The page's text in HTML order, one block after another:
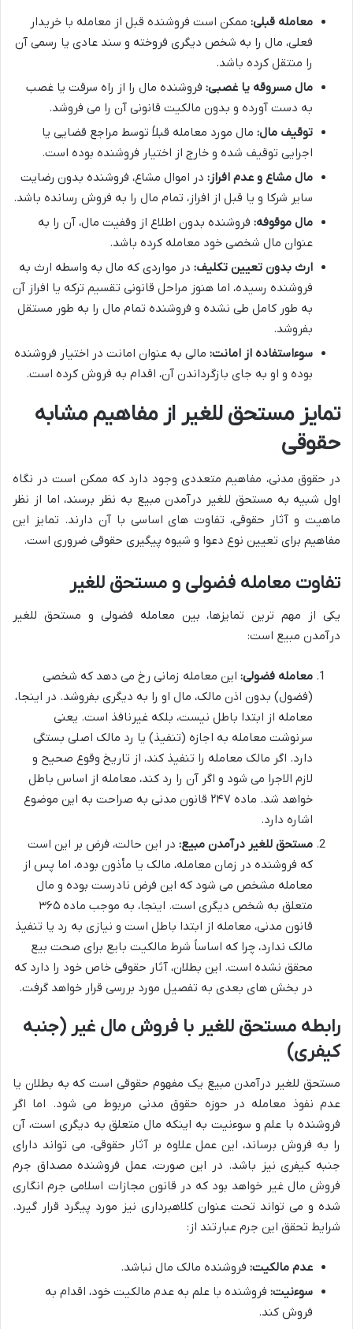
معامله قبلی: ممکن است فروشنده قبل از معامله با خریدار
فعلی، مال را به شخص دیگری فروخته و سند عادی یا رسمی آن
را منتقل کرده باشد.
مال مسروقه یا غصبی: فروشنده مال را از راه سرقت یا غصب
به دست آورده و بدون مالکیت قانونی آن را می فروشد.
توقیف مال: مال مورد معامله قبلاً توسط مراجع قضایی یا
اجرایی توقیف شده و خارج از اختیار فروشنده بوده است.
مال مشاع و عدم افراز: در اموال مشاع، فروشنده بدون رضایت
سایر شرکا و یا قبل از افراز، تمام مال را به فروش رسانده باشد.
مال موقوفه: فروشنده بدون اطلاع از وقفیت مال، آن را به
عنوان مال شخصی خود معامله کرده باشد.
ارث بدون تعیین تکلیف: در مواردی که مال به واسطه ارث به
فروشنده رسیده، اما هنوز مراحل قانونی تقسیم ترکه یا افراز آن
به طور کامل طی نشده و فروشنده تمام مال را به طور مستقل
بفروشد.
سوءاستفاده از امانت: مالی به عنوان امانت در اختیار فروشنده
بوده و او به جای بازگرداندن آن، اقدام به فروش کرده است.
تمایز مستحق للغیر از مفاهیم مشابه
حقوقی
در حقوق مدنی، مفاهیم متعددی وجود دارد که ممکن است در نگاه
اول شبیه به مستحق للغیر درآمدن مبیع به نظر برسند، اما از نظر
ماهیت و آثار حقوقی، تفاوت های اساسی با آن دارند. تمایز این
مفاهیم برای تعیین نوع دعوا و شیوه پیگیری حقوقی ضروری است.
تفاوت معامله فضولی و مستحق للغیر
یکی از مهم ترین تمایزها، بین معامله فضولی و مستحق للغیر
درآمدن مبیع است:
معامله فضولی: این معامله زمانی رخ می دهد که شخصی
(فضول) بدون اذن مالک، مال او را به دیگری بفروشد. در اینجا،
معامله از ابتدا باطل نیست، بلکه غیرنافذ است. یعنی
سرنوشت معامله به اجازه (تنفیذ) یا رد مالک اصلی بستگی
دارد. اگر مالک معامله را تنفیذ کند، از تاریخ وقوع صحیح و
لازم الاجرا می شود و اگر آن را رد کند، معامله از اساس باطل
خواهد شد. ماده ۲۴۷ قانون مدنی به صراحت به این موضوع
اشاره دارد.
مستحق للغیر درآمدن مبیع: در این حالت، فرض بر این است
که فروشنده در زمان معامله، مالک یا مأذون بوده، اما پس از
معامله مشخص می شود که این فرض نادرست بوده و مال
متعلق به شخص دیگری است. اینجا، به موجب ماده ۳۶۵
قانون مدنی، معامله از ابتدا باطل است و نیازی به رد یا تنفیذ
مالک ندارد، چرا که اساساً شرط مالکیت بایع برای صحت بیع
محقق نشده است. این بطلان، آثار حقوقی خاص خود را دارد که
در بخش های بعدی به تفصیل مورد بررسی قرار خواهد گرفت.
رابطه مستحق للغیر با فروش مال غیر (جنبه
کیفری)
مستحق للغیر درآمدن مبیع یک مفهوم حقوقی است که به بطلان یا
عدم نفوذ معامله در حوزه حقوق مدنی مربوط می شود. اما اگر
فروشنده با علم و سوءنیت به اینکه مال متعلق به دیگری است، آن
را به فروش برساند، این عمل علاوه بر آثار حقوقی، می تواند دارای
جنبه کیفری نیز باشد. در این صورت، عمل فروشنده مصداق جرم
فروش مال غیر خواهد بود که در قانون مجازات اسلامی جرم انگاری
شده و می تواند تحت عنوان کلاهبرداری نیز مورد پیگرد قرار گیرد.
شرایط تحقق این جرم عبارتند از:
عدم مالکیت: فروشنده مالک مال نباشد.
سوءنیت: فروشنده با علم به عدم مالکیت خود، اقدام به
فروش کند.